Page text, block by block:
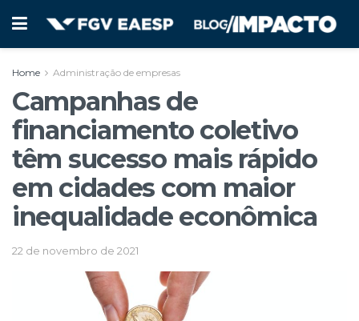
Home Administração de empresas
Campanhas de
financiamento coletivo
têm sucesso mais rápido
em cidades com maior
inequalidade econômica
22 de novembro de 2021